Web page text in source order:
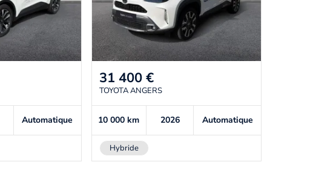
Automatique
31 400 €
TOYOTA ANGERS
10 000km 2026 Automatique
Hybride